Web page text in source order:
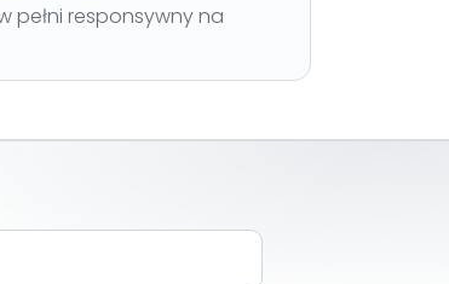
pełni responsywny na